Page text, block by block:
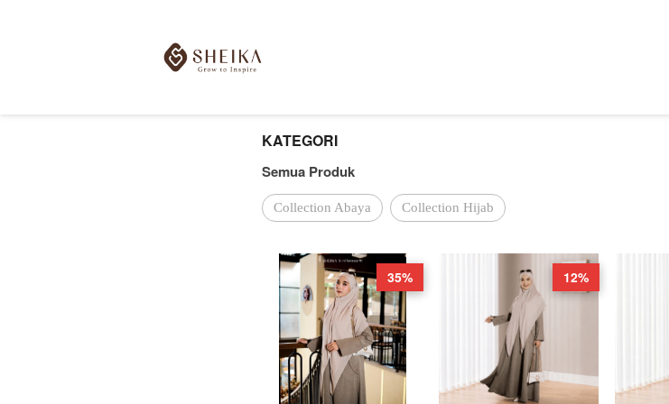
KATEGORI
Semua Produk
Collection Abaya Collection Hijab
35% 12%